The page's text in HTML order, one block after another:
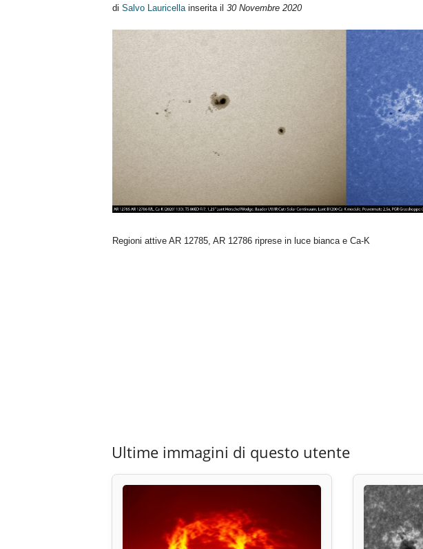
r
o
o
i
di Salvo Lauricellainserita il 30 Novembre 2020
Regioni attive AR 12785, AR 12786 riprese in luce bianca e Ca-K
Ultime immagini di questo utente